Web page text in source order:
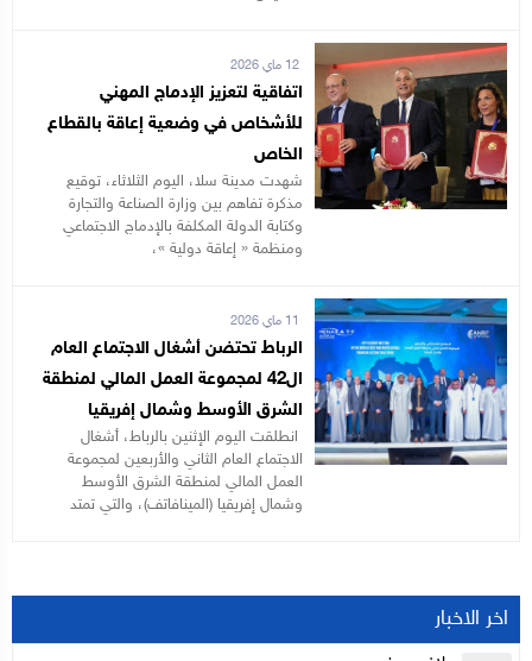
12 ماي 2026
اتفاقية لتعزيز الإدماج المهني
للأشخاص في وضعية إعاقة بالقطاع
الخاص
شهدت مدينة سلا، اليوم الثلاثاء، توقيع
مذكرة تفاهم بين وزارة الصناعة والتجارة
وكتابة الدولة المكلفة بالإدماج الاجتماعي
ومنظمة « إعاقة دولية »،
الرباط تحتضن أشغال الاجتماع العام
ال42 لمجموعة العمل المالي لمنطقة
الشرق الأوسط وشمال إفريقيا
انطلقت اليوم الإثنين بالرباط، أشغال
الاجتماع العام الثاني والأربعين لمجموعة
العمل المالي لمنطقة الشرق الأوسط
وشمال إفريقيا (المينافاتف)، والتي تمتد
اخر الاخبار